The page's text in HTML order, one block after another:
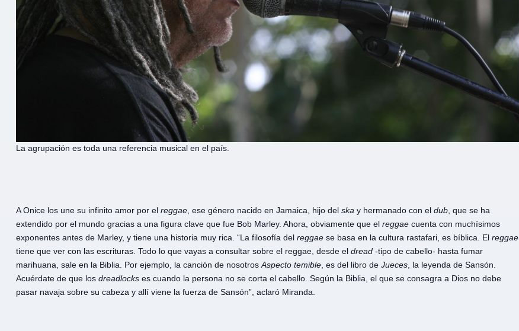
La agrupación es toda una referencia musical en el país.
A Onice los une su infinito amor por el reggae, ese género nacido en Jamaica, hijo del ska y hermanado con el dub, que se ha
extendido por el mundo gracias a una figura clave que fue Bob Marley. Ahora, obviamente que el reggae cuenta con muchísimos
exponentes antes de Marley, y tiene una historia muy rica. “La filosofía del reggae se basa en la cultura rastafari, es bíblica. El reggae
tiene que ver con las escrituras. Todo lo que vayas a consultar sobre el reggae, desde el dread -tipo de cabello- hasta fumar
marihuana, sale en la Biblia. Por ejemplo, la canción de nosotrosAspecto temible, es del libro de Jueces, la leyenda de Sansón.
Acuérdate de que los dreadlocks es cuando la persona no se corta el cabello. Según la Biblia, el que se consagra a Dios no debe
pasar navaja sobre su cabeza y allí viene la fuerza de Sansón”, aclaró Miranda.